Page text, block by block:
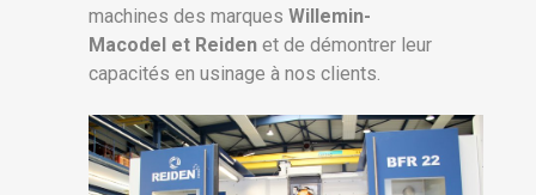
machines des marques Willemin-
Macodel et Reiden et de démontrer leur
capacités en usinage à nos clients.